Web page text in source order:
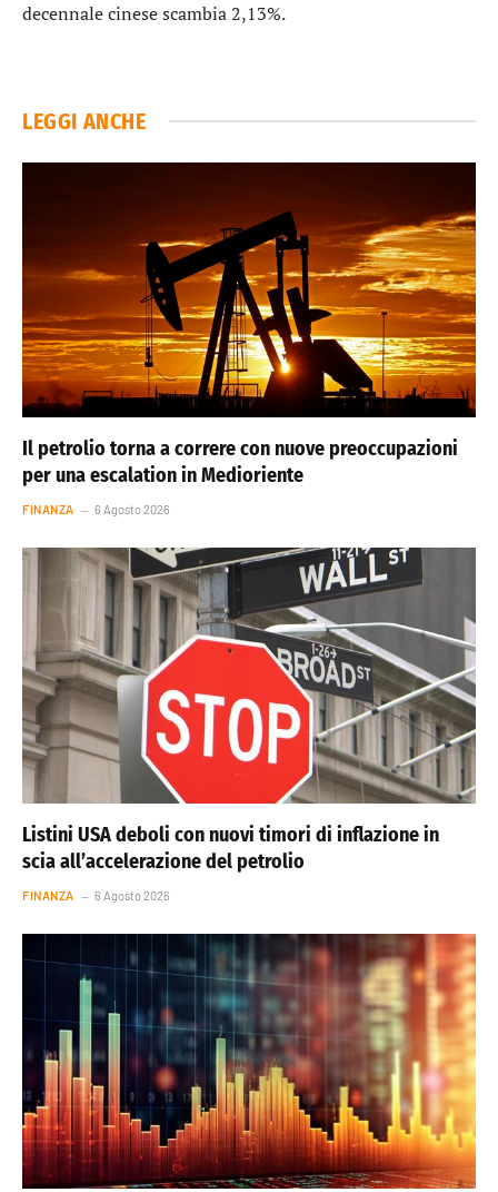
decennale cinesescambia 2,13%.
LEGGI ANCHE
Il petrolio torna a correre con nuove preoccupazioni
per una escalation in Medioriente
FINANZA 6 Agosto 2026
Listini USA deboli con nuovi timori di inflazione in
scia all’accelerazione del petrolio
FINANZA 6 Agosto 2026